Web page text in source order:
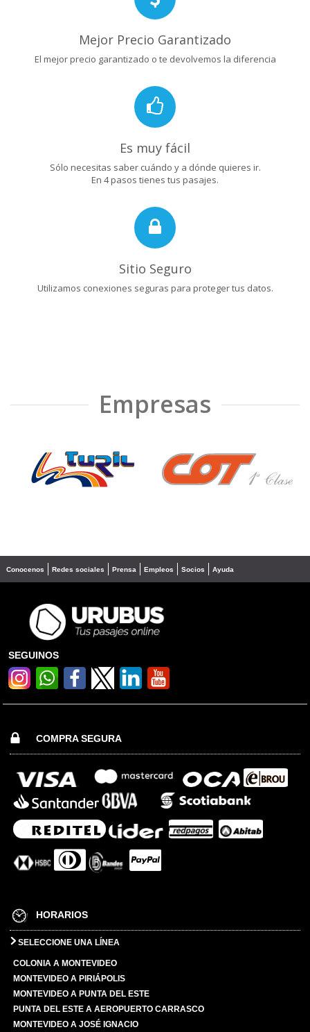
Mejor Precio Garantizado
El mejor precio garantizado o te devolvemos la diferencia
Es muy fácil
Sólo necesitas saber cuándo y a dónde quieres ir.
En 4 pasos tienes tus pasajes.
Sitio Seguro
Utilizamos conexiones seguras para proteger tus datos.
Empresas
❮ ❯
Conocenos Redes sociales Prensa Empleos Socios Ayuda
SEGUINOS
COMPRA SEGURA
HORARIOS
SELECCIONE UNA LÍNEA
COLONIA A MONTEVIDEO
MONTEVIDEO A PIRIÁPOLIS
MONTEVIDEO A PUNTA DEL ESTE
PUNTA DEL ESTE A AEROPUERTO CARRASCO
MONTEVIDEO A JOSÉ IGNACIO